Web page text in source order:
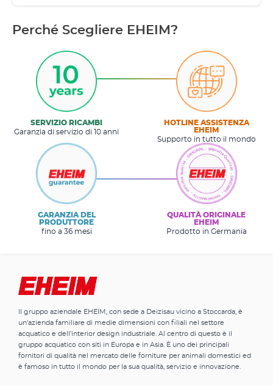
Perché Scegliere EHEIM?
SERVIZIO RICAMBI
Garanzia di servizio di 10 anni
HOTLINE ASSISTENZA
EHEIM
Supporto in tutto il mondo
GARANZIA DEL
PRODUTTORE
fino a 36 mesi
QUALITÀ ORIGINALE
EHEIM
Prodotto in Germania
Il gruppo aziendale EHEIM, con sede a Deizisau vicino a Stoccarda, è
un'azienda familiare di medie dimensioni con filiali nel settore
acquatico e dell'interior design industriale. Al centro di questo è il
gruppo acquatico con siti in Europa e in Asia. È uno dei principali
fornitori di qualità nel mercato delle forniture per animali domestici ed
è famoso in tutto il mondo per la sua qualità, servizio e innovazione.